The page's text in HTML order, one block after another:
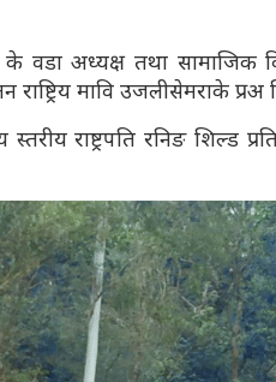
के वडा अध्यक्ष तथा
मावि उजलीसेमराके
राष्ट्रपति रनिङ शिल्ड